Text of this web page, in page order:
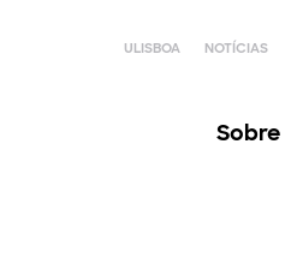
ULISBOA NOTÍCIAS
Sobre